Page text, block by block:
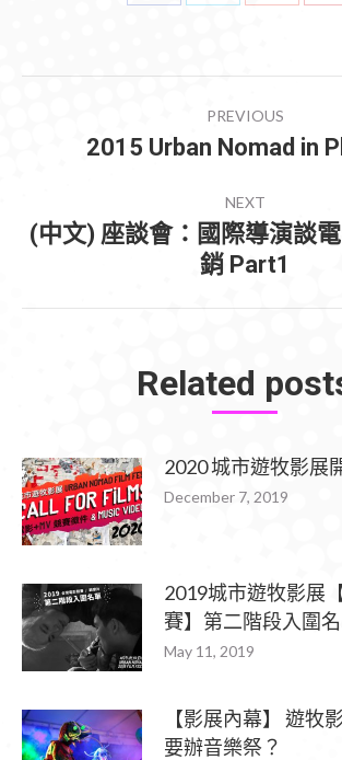
PREVIOUS
Previous
2015 Urban Nomad in
NEXT
Next
post:
(中文) 座談會：國際導演談
銷 Part1
Related
2020 城市遊牧影展
December 7, 2019
2019城市遊牧影展
賽】第二階段入圍
May 11, 2019
【影展內幕】 遊牧
要辦音樂祭？